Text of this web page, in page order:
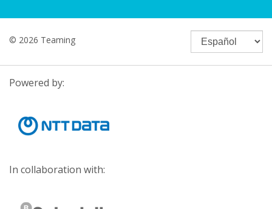
© 2026 Teaming
Powered by:
In collaboration with: